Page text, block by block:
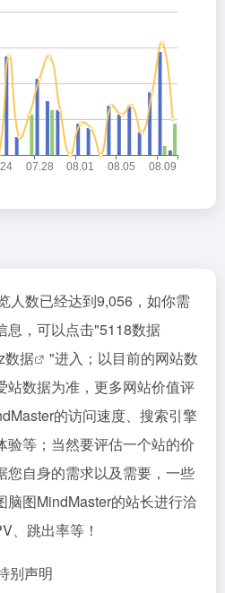
人数已经达到9,056，如你需
息，可以点击"5118数据
数据
"进入；以目前的网站数
站数据为准，更多网站价值评
的访问速度、搜索引擎
验等；当然要评估一个站的价
您自身的需求以及需要，一些
脑图MindMaster的站长进行洽
、跳出率等！
别声明